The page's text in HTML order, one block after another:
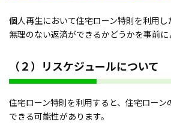
個人再生において住宅ローン特則を利用し
無理のない返済ができるかどうかを事前に
（２）リスケジュールについて
住宅ローン特則を利用すると、住宅ロー
できる可能性があります。